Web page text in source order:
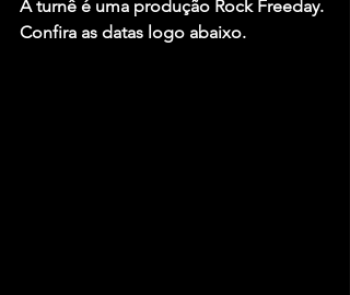
A turnê é uma produção Rock Freeday.
Confira as datas logo abaixo.